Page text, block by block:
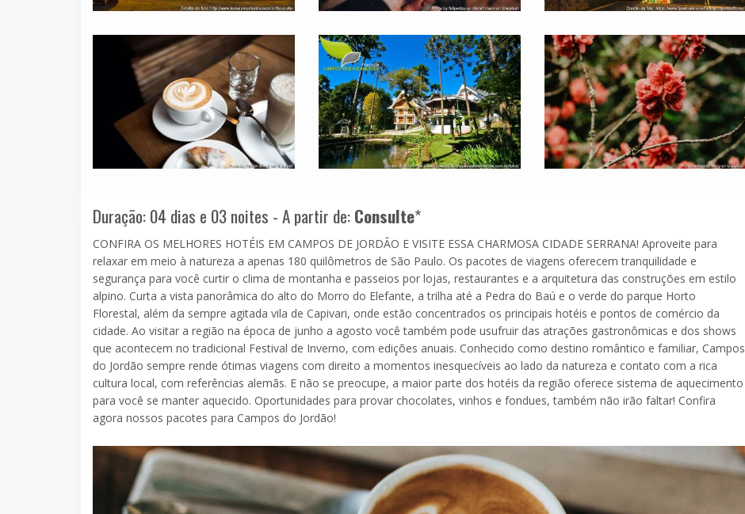
Duração: 04 dias e 03 noites - A partir de:Consulte*
CONFIRA OS MELHORES HOTÉIS EM CAMPOS DE JORDÃO E VISITE ESSA CHARMOSA CIDADE SERRANA! Aproveite para
relaxar em meio à natureza a apenas 180 quilômetros de São Paulo. Os pacotes de viagens oferecem tranquilidade e
segurança para você curtir o clima de montanha e passeios por lojas, restaurantes e a arquitetura das construções em estilo
alpino. Curta a vista panorâmica do alto do Morro do Elefante, a trilha até a Pedra do Baú e o verde do parque Horto
Florestal, além da sempre agitada vila de Capivari, onde estão concentrados os principais hotéis e pontos de comércio da
cidade. Ao visitar a região na época de junho a agosto você também pode usufruir das atrações gastronômicas e dos shows
que acontecem no tradicional Festival de Inverno, com edições anuais. Conhecido como destino romântico e familiar, Campos
do Jordão sempre rende ótimas viagens com direito a momentos inesquecíveis ao lado da natureza e contato com a rica
cultura local, com referências alemãs. E não se preocupe, a maior parte dos hotéis da região oferece sistema de aquecimento
para você se manter aquecido. Oportunidades para provar chocolates, vinhos e fondues, também não irão faltar! Confira
agora nossos pacotes para Campos do Jordão!